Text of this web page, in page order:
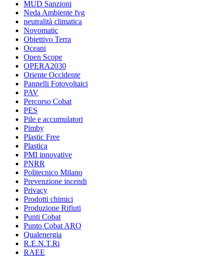
MUD Sanzioni
Neda Ambiente fvg
neutralità climatica
Novomatic
Obiettivo Terra
Oceani
Open Scope
OPERA2030
Oriente Occidente
Pannelli Fotovoltaici
PAV
Percorso Cobat
PES
Pile e accumulatori
Pimby
Plastic Free
Plastica
PMI innovative
PNRR
Politecnico Milano
Prevenzione incendi
Privacy
Prodotti chimici
Produzione Rifiuti
Punti Cobat
Punto Cobat ARO
Qualenergia
R.E.N.T.Ri
RAEE